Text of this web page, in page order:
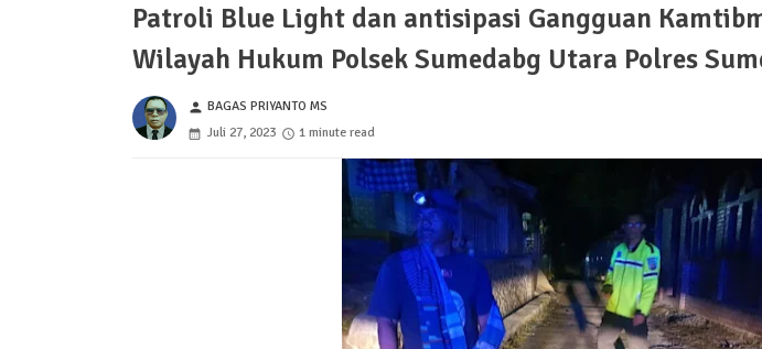
Patroli Blue Light dan antisipasi Gangguan
Wilayah Hukum Polsek Sumedabg Utara Polres
person BAGAS PRIYANTO MS
Juli 27, 2023
1 minute read